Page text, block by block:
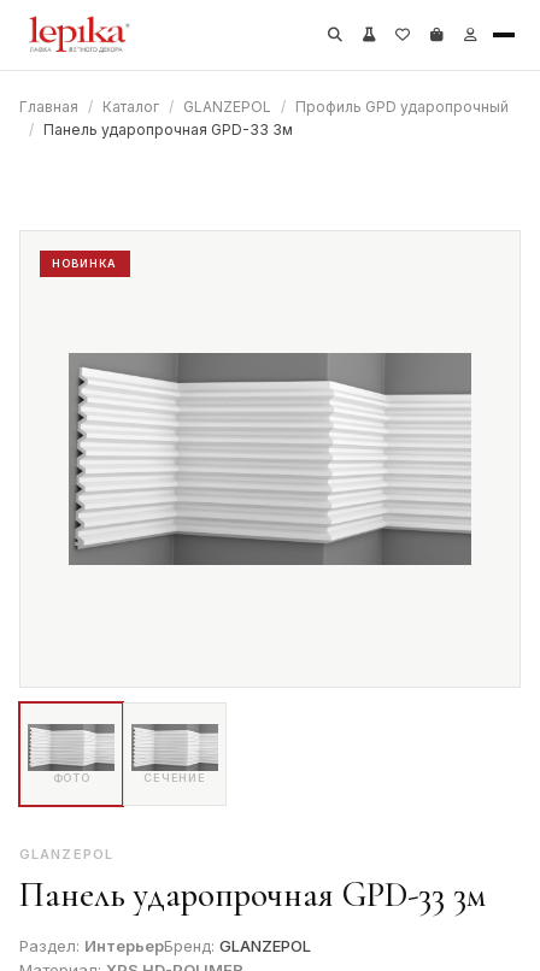
Главная / Каталог / GLANZEPOL / Профиль GPD ударопрочный
/ Панель ударопрочная GPD-33 3м
НОВИНКА
ФОТО СЕЧЕНИЕ
GLANZEPOL
Панель ударопрочная GPD-33 3м
Раздел: ИнтерьерБренд: GLANZEPOL